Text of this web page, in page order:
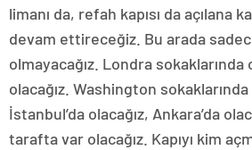
limanı da, refah kapısı da açılana
devam ettireceğiz. Bu arada
olmayacağız. Londra sokaklarında
olacağız. Washington sokaklarında
İstanbul’da olacağız, Ankara’da
tarafta var olacağız. Kapıyı kim